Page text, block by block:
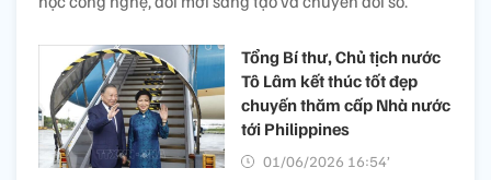
Tổng Bí thư, Chủ tịch nước
Tô Lâm kết thúc tốt đẹp
chuyến thăm cấp Nhà nước
tới Philippines
01/06/2026 16:54’